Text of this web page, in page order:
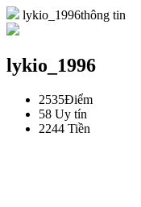
lykio_1996thông tin
lykio_1996
2535Điểm
58 Uy tín
2244 Tiền